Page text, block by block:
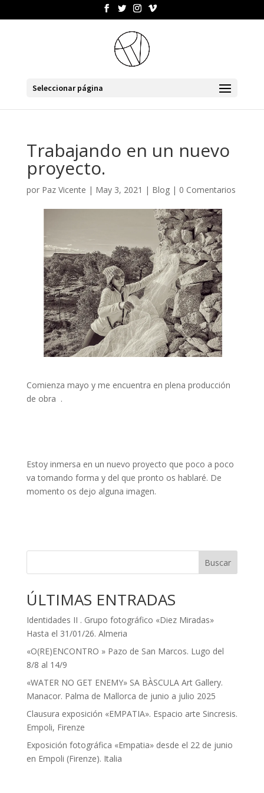
Seleccionar página
Trabajando en un nuevo
proyecto.
por Paz Vicente | May 3, 2021 | Blog| 0 Comentarios
Comienza mayo y me encuentra en plena producción
de obra .
Estoy inmersa en un nuevo proyecto que poco a poco
va tomando forma y del que pronto os hablaré. De
momento os dejo alguna imagen.
Buscar
ÚLTIMAS ENTRADAS
Identidades II . Grupo fotográfico «Diez Miradas»
Hasta el 31/01/26. Almeria
«O(RE)ENCONTRO » Pazo de San Marcos. Lugo del
8/8 al 14/9
«WATER NO GET ENEMY» SA BÀSCULA Art Gallery.
Manacor. Palma de Mallorca de junio a julio 2025
Clausura exposición «EMPATIA». Espacio arte Sincresis.
Empoli, Firenze
Exposición fotográfica «Empatia» desde el 22 de junio
en Empoli (Firenze). Italia